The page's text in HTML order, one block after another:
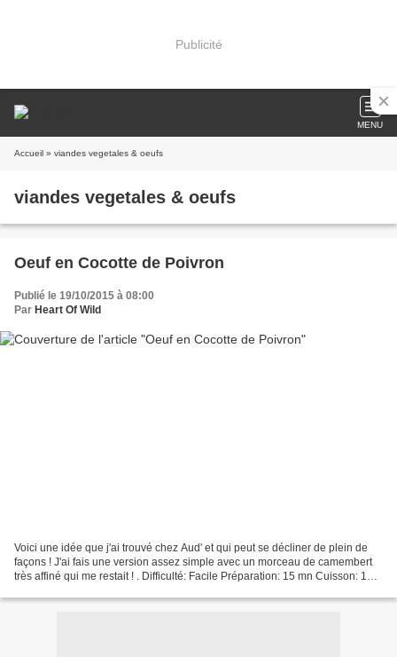
Publicité
MENU
Accueil » viandes vegetales & oeufs
viandes vegetales & oeufs
Oeuf en Cocotte de Poivron
Publié le 19/10/2015 à 08:00
Par Heart Of Wild
Voici une idée que j'ai trouvé chez Aud' et qui peut se décliner de plein de
façons ! J'ai fais une version assez simple avec un morceau de camembert
très affiné qui me restait ! . Difficulté: Facile Préparation: 15 mn Cuisson: 15